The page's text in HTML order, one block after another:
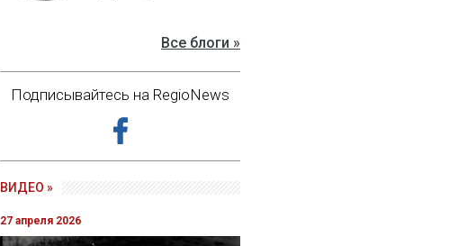
Все блоги »
Подписывайтесь на RegioNews
ВИДЕО »
27 апреля 2026